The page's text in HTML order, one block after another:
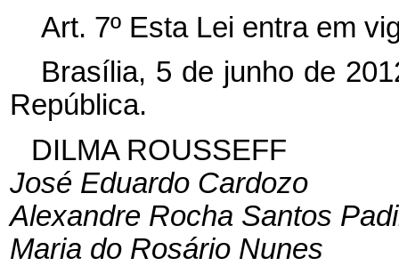
Art. 7º Esta Lei entra em
Brasília, 5 de junho de
República.
DILMA ROUSSEFF
José Eduardo Cardozo
Alexandre Rocha Santos
Maria do Rosário Nunes